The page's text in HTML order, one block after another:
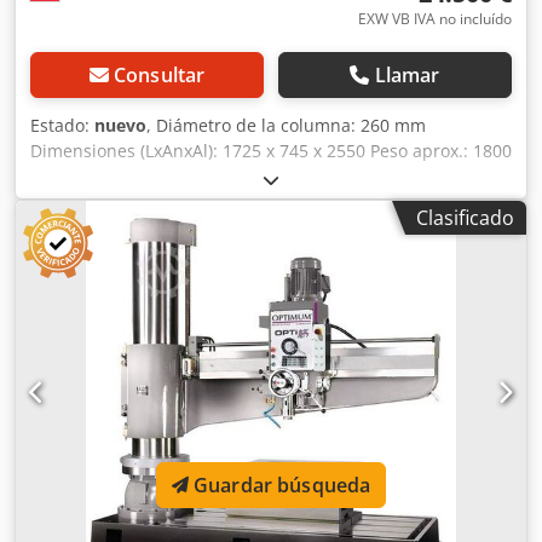
EXW VB IVA no incluído
Consultar Llamar
Estado: nuevo, Diámetro de la columna: 260 mm
Dimensiones (LxAnxAl): 1725 x 745 x 2550 Peso aprox.: 1800
mm Capacidad de taladrado: Acero (S235JR) - 42 mm
Tamaño de la ranura en T de la mesa de taladrado: 19 mm
Distancia entre las ranuras en T de la mesa de taladrado:
171 mm Longitud de la mesa de sujeción: 635 mm Altura
de la mesa de sujeción: 415 mm Consumo de energía: 4
mm Distancia máxima del husillo a la mesa de taladrado:
1270 mm Rango de velocidad: 37 - 1253 Número de rangos
de velocidad: 12 mm Campo de aplicación versátil:
taladrado, escariado, roscado - Motor con freno eléctrico -
Sistema eléctrico de 24 V CC y cadena de seguridad de 2
canales según DIN EN 12717 - Fundición de hierro fundido
robusta, sólida y de alta calidad - Amplio voladizo gracias
al cabezal de la máquina ajustable horizontalmente -
Panel de control de clara disposición - Ejes de giro y
desplazamiento de marcha suave - Columna pivotante de
Clasificado
Guardar búsqueda